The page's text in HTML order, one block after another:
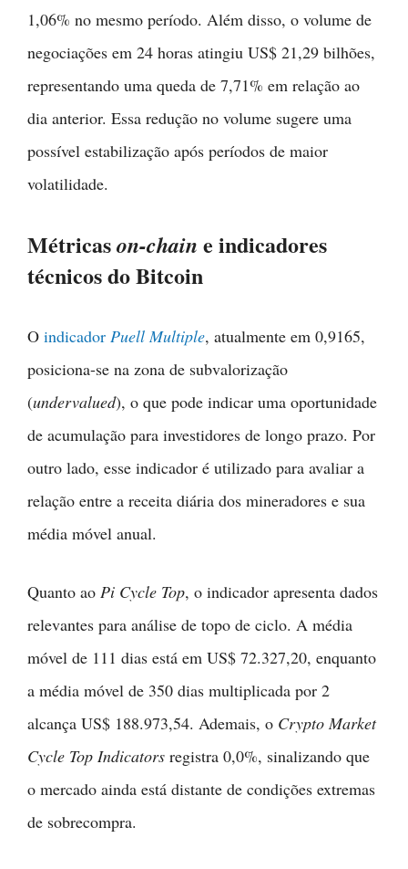
1,06% no mesmo período. Além disso, o volume de
negociações em 24 horas atingiu US$ 21,29 bilhões,
representando uma queda de 7,71% em relação ao
dia anterior. Essa redução no volume sugere uma
possível estabilização após períodos de maior
volatilidade.
Métricason-chain e indicadores
técnicos do Bitcoin
O indicador Puell Multiple, atualmente em 0,9165,
posiciona-se na zona de subvalorização
(undervalued), o que pode indicar uma oportunidade
de acumulação para investidores de longo prazo. Por
outro lado, esse indicador é utilizado para avaliar a
relação entre a receita diária dos mineradores e sua
média móvel anual.
Quanto ao Pi Cycle Top, o indicador apresenta dados
relevantes para análise de topo de ciclo. A média
móvel de 111 dias está em US$ 72.327,20, enquanto
a média móvel de 350 dias multiplicada por 2
alcança US$ 188.973,54. Ademais, o Crypto Market
Cycle Top Indicators registra 0,0%, sinalizando que
o mercado ainda está distante de condições extremas
de sobrecompra.